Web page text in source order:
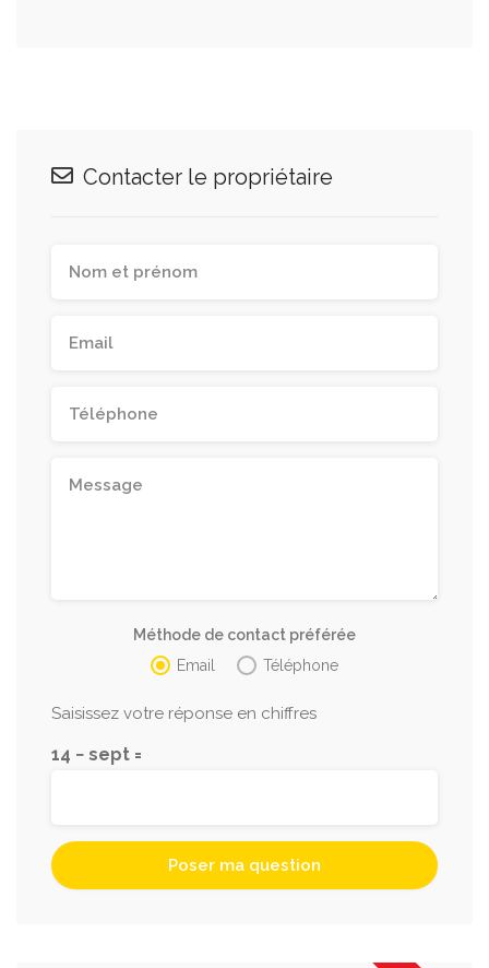
Contacter le propriétaire
Méthode de contact préférée
Email
Téléphone
Saisissez votre réponse en chiffres
14 − sept =